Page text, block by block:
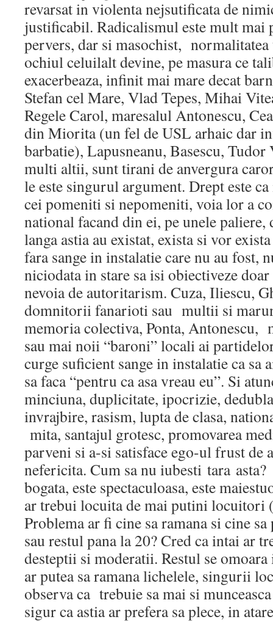
revarsat in violenta nejsutificata de
justificabil. Radicalismul este mult mai
pervers, dar si masochist,
ochiul celuilalt devine, pe masura ce
exacerbeaza, infinit mai mare decat
Stefan cel Mare, Vlad Tepes, Mihai
Regele Carol, maresalul Antonescu,
din Miorita (un fel de USL arhaic dar
barbatie), Lapusneanu, Basescu,
multi altii, sunt tirani de anvergura
le este singurul argument. Drept este
cei pomeniti si nepomeniti, voia lor a
national facand din ei, pe unele
langa astia au existat, exista si vor
fara sange in instalatie care nu au fost,
niciodata in stare sa isi obiectiveze
nevoia de autoritarism. Cuza, Iliescu,
domnitorii fanarioti sau multii si
memoria colectiva, Ponta,
sau mai noii “baroni” locali ai
curge suficient sange in instalatie ca sa
sa faca “pentru ca asa vreau eu”. Si
minciuna, duplicitate, ipocrizie,
invrajbire, rasism, lupta de clasa,
mita, santajul grotesc, promovarea
parveni si a-si satisface ego-ul frust de
nefericita. Cum sa nu iubesti tara
bogata, este spectaculoasa, este
ar trebui locuita de mai putini locuitori
Problema ar fi cine sa ramana si cine
sau restul pana la 20? Cred ca intai ar
desteptii si moderatii. Restul se
ar putea sa ramana lichelele, singurii
observa ca trebuie sa mai si
sigur ca astia ar prefera sa plece, in